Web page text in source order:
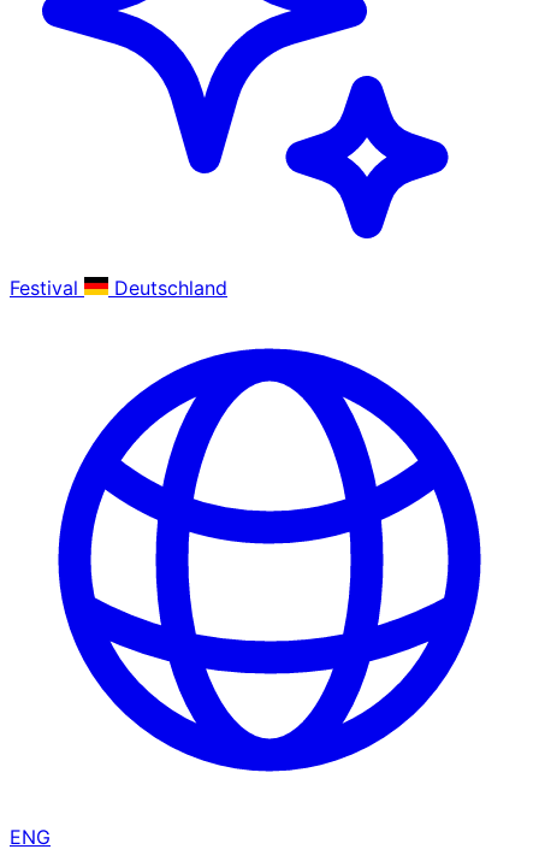
Festival Deutschland
ENG